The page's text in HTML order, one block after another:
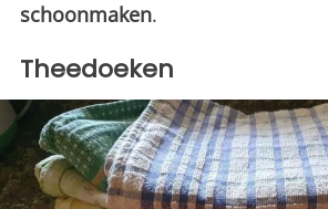
schoonmaken.
Theedoeken